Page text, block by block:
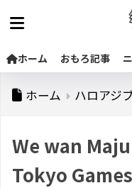
ホーム おもろ記事
ホーム ハロアジ
We wan
Tokyo